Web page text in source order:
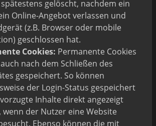
gelöscht, nachdem ein
Online-Angebot verlassen und
(z.B. Browser oder mobile
geschlossen hat.
Cookies: Permanente Cookies
nach dem Schließen des
gespeichert. So können
der Login-Status gespeichert
Inhalte direkt angezeigt
wenn der Nutzer eine Website
Ebenso können die mit